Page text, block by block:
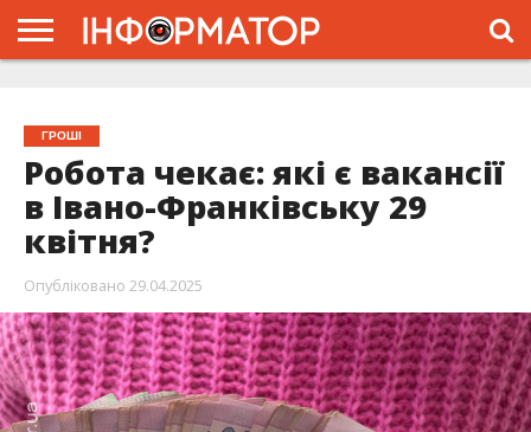
ГРОШІ
Робота чекає: які є вакансії
в Івано-Франківську 29
квітня?
Опубліковано 29.04.2025